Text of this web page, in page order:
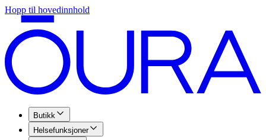
Hopp til hovedinnhold
Butikk
Helsefunksjoner